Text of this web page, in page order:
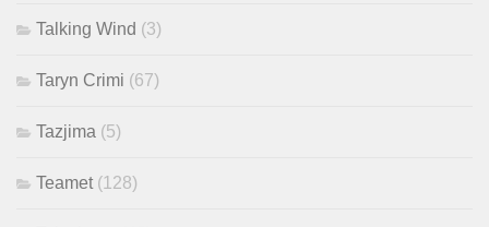
Talking Wind (3)
Taryn Crimi (67)
Tazjima (5)
Teamet(128)